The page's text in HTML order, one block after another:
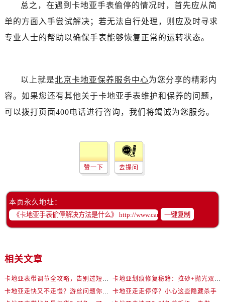
总之，在遇到卡地亚手表偷停的情况时，首先应从简
单的方面入手尝试解决；若无法自行处理，则应及时寻求
专业人士的帮助以确保手表能够恢复正常的运转状态。
以上就是北京卡地亚保养服务中心为您分享的精彩内
容。如果您还有其他关于卡地亚手表维护和保养的问题，
可以拨打页面400电话进行咨询，我们将竭诚为您服务。
赞一下 去提问
本页永久地址：
一键复制
相关文章
卡地亚表带调节全攻略，告别过短烦恼
卡地亚划痕修复秘籍：拉砂+抛光双工艺还原如新
卡地亚走快又不走慢？游丝问题你了解多少？
卡地亚走走停停？小心这些隐藏杀手